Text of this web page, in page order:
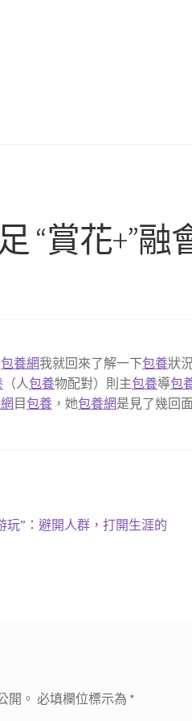
“賞花+”
包養網我就回來了解一下包養狀
（人包養物配對）則主包養導包
目包養 ，她包養網是見了幾回
玩”：避開人群，打開生涯的
開。 必填欄位標示為 *